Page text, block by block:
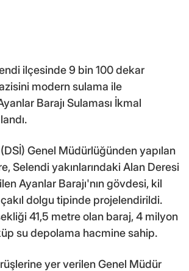
ilçesinde 9 bin 100 dekar
modern sulama ile
Barajı Sulaması İkmal
Genel Müdürlüğünden yapılan
Selendi yakınlarındaki Alan Deresi
Ayanlar Barajı'nın gövdesi, kil
dolgu tipinde projelendirildi.
41,5 metre olan baraj, 4 milyon
su depolama hacmine sahip.
yer verilen Genel Müdür